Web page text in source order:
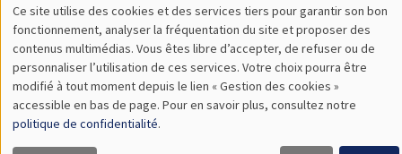
Utilisation
des
données
personnelles
Ce site utilise des cookies et des services tiers pour garantir son bon
fonctionnement, analyser la fréquentation du site et proposer des
contenus multimédias. Vous êtes libre d’accepter, de refuser ou de
personnaliser l’utilisation de ces services. Votre choix pourra être
modifié à tout moment depuis le lien « Gestion des cookies »
accessible en bas de page. Pour en savoir plus, consultez notre
politique de confidentialité.